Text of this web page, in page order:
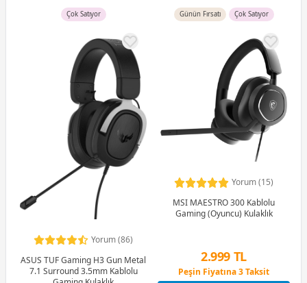
Çok Satıyor
Yorum (86)
ASUS TUF Gaming H3 Gun Metal
7.1 Surround 3.5mm Kablolu
Günün Fırsatı Çok Satıyor
Yorum (15)
MSI MAESTRO 300 Kablolu
Gaming (Oyuncu) Kulaklık
2.999 TL
Peşin Fiyatına 3 Taksit